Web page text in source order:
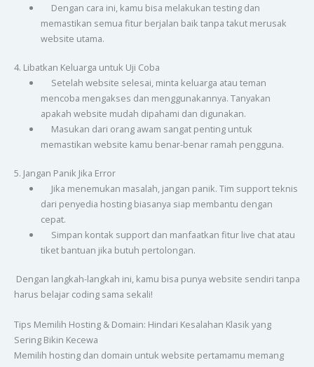
Dengan cara ini, kamu bisa melakukan testing dan
memastikan semua fitur berjalan baik tanpa takut merusak
website utama.
4. Libatkan Keluarga untuk Uji Coba
Setelah website selesai, minta keluarga atau teman
mencoba mengakses dan menggunakannya. Tanyakan
apakah website mudah dipahami dan digunakan.
Masukan dari orang awam sangat penting untuk
memastikan website kamu benar-benar ramah pengguna.
5. Jangan Panik Jika Error
Jika menemukan masalah, jangan panik. Tim support teknis
dari penyedia hosting biasanya siap membantu dengan
cepat.
Simpan kontak support dan manfaatkan fitur live chat atau
tiket bantuan jika butuh pertolongan.
Dengan langkah-langkah ini, kamu bisa punya website sendiri tanpa
harus belajar coding sama sekali!
Tips Memilih Hosting & Domain: Hindari Kesalahan Klasik yang
Sering Bikin Kecewa
Memilih hosting dan domain untuk website pertamamu memang